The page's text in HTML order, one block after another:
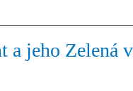
a jeho Zelená